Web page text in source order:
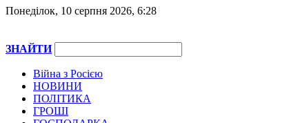
Понеділок, 10 серпня 2026, 6:28
ЗНАЙТИ
Війна з Росією
НОВИНИ
ПОЛІТИКА
ГРОШІ